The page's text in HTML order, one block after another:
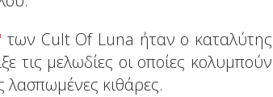
των Cult Of Luna ήταν ο καταλύτης
τις μελωδίες οι οποίες κολυμπούν
λασπωμένες κιθάρες.